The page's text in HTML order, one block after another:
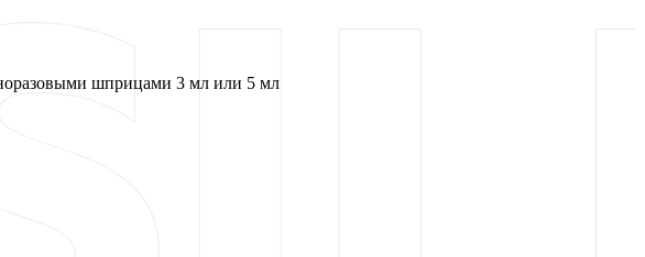
шприцами 3 мл или 5 мл